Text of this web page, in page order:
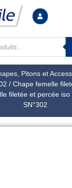
Pitons et
/ Chape femelle
filetée et percée
SN°302